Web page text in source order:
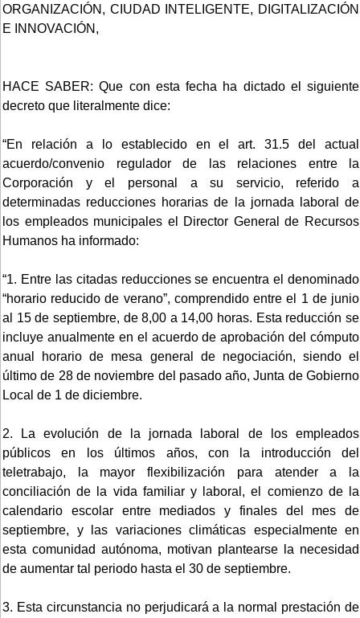
ORGANIZACIÓN, CIUDAD INTELIGENTE, DIGITALIZACIÓN
E INNOVACIÓN,
HACE SABER: Que con esta fecha ha dictado el siguiente
decreto que literalmente dice:
“En relación a lo establecido en el art. 31.5 del actual
acuerdo/convenio regulador de las relaciones entre la
Corporación y el personal a su servicio, referido a
determinadas reducciones horarias de la jornada laboral de
los empleados municipales el Director General de Recursos
Humanos ha informado:
“1. Entre las citadas reducciones se encuentra el denominado
“horario reducido de verano”, comprendido entre el 1 de junio
al 15 de septiembre, de 8,00 a 14,00 horas. Esta reducción se
incluye anualmente en el acuerdo de aprobación del cómputo
anual horario de mesa general de negociación, siendo el
último de 28 de noviembre del pasado año, Junta de Gobierno
Local de 1 de diciembre.
2. La evolución de la jornada laboral de los empleados
públicos en los últimos años, con la introducción del
teletrabajo, la mayor flexibilización para atender a la
conciliación de la vida familiar y laboral, el comienzo de la
calendario escolar entre mediados y finales del mes de
septiembre, y las variaciones climáticas especialmente en
esta comunidad autónoma, motivan plantearse la necesidad
de aumentar tal periodo hasta el 30 de septiembre.
3. Esta circunstancia no perjudicará a la normal prestación de